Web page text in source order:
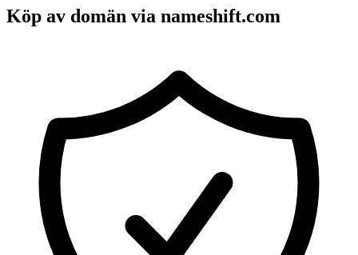
Köp av domän via nameshift.com